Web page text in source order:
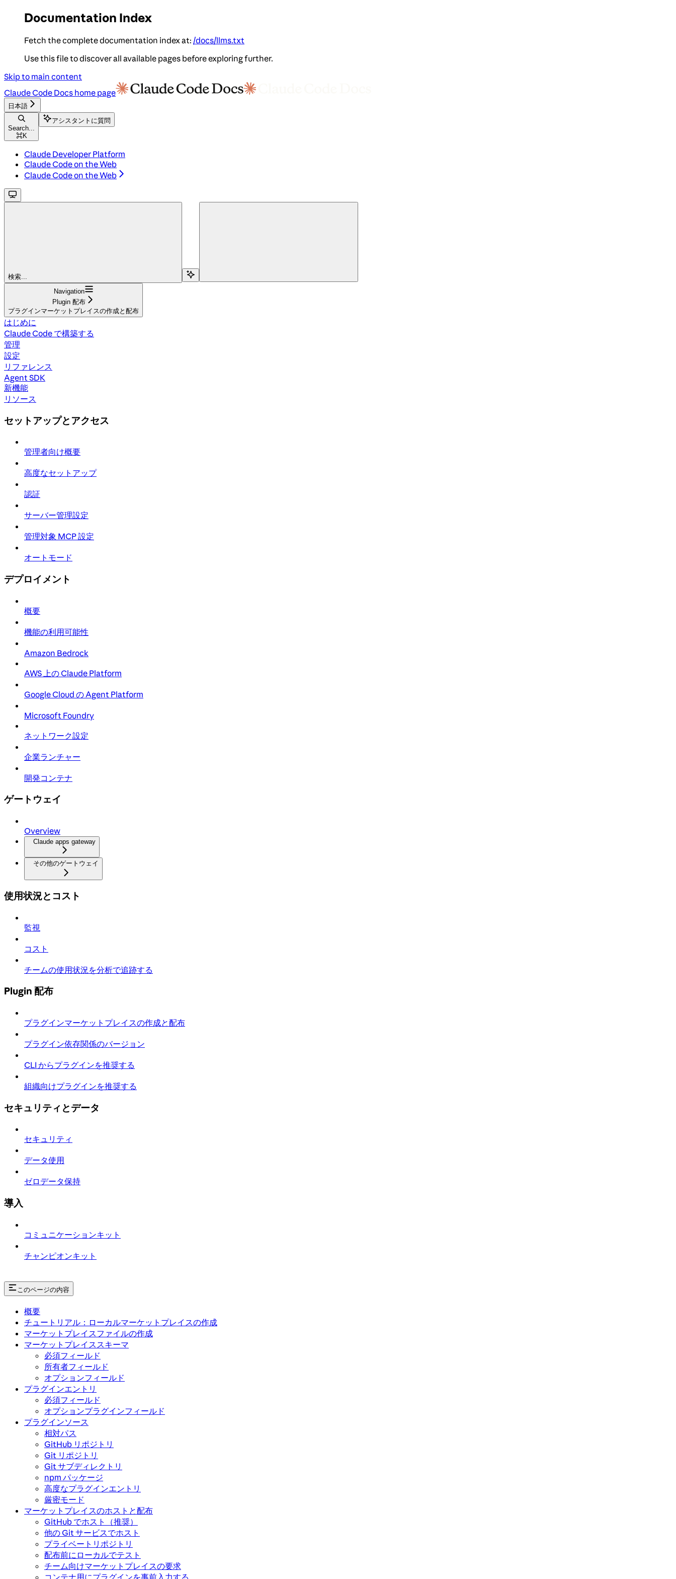
Documentation Index
Fetch the complete documentation index at: /docs/llms.txt
Use this file to discover all available pages before exploring further.
Skip to main content
Claude Code Docs home page
日本語
Search...
⌘K
アシスタントに質問
Claude Developer Platform
Claude Code on the Web
Claude Code on the Web
検索...
Navigation
Plugin 配布
プラグインマーケットプレイスの作成と配布
はじめに
Claude Code で構築する
管理
設定
リファレンス
Agent SDK
新機能
リソース
セットアップとアクセス
管理者向け概要
高度なセットアップ
認証
サーバー管理設定
管理対象 MCP 設定
オートモード
デプロイメント
概要
機能の利用可能性
Amazon Bedrock
AWS 上の Claude Platform
Google Cloud の Agent Platform
Microsoft Foundry
ネットワーク設定
企業ランチャー
開発コンテナ
ゲートウェイ
Overview
Claude apps gateway
その他のゲートウェイ
使用状況とコスト
監視
コスト
チームの使用状況を分析で追跡する
Plugin 配布
プラグインマーケットプレイスの作成と配布
プラグイン依存関係のバージョン
CLI からプラグインを推奨する
組織向けプラグインを推奨する
セキュリティとデータ
セキュリティ
データ使用
ゼロデータ保持
導入
コミュニケーションキット
チャンピオンキット
このページの内容
概要
チュートリアル：ローカルマーケットプレイスの作成
マーケットプレイスファイルの作成
マーケットプレイススキーマ
必須フィールド
所有者フィールド
オプションフィールド
プラグインエントリ
必須フィールド
オプションプラグインフィールド
プラグインソース
相対パス
GitHub リポジトリ
Git リポジトリ
Git サブディレクトリ
npm パッケージ
高度なプラグインエントリ
厳密モード
マーケットプレイスのホストと配布
GitHub でホスト（推奨）
他の Git サービスでホスト
プライベートリポジトリ
配布前にローカルでテスト
チーム向けマーケットプレイスの要求
コンテナ用にプラグインを事前入力する